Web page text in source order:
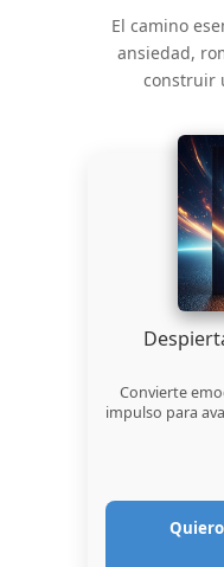
El camino
ansiedad,
construir
Convierte
impulso para